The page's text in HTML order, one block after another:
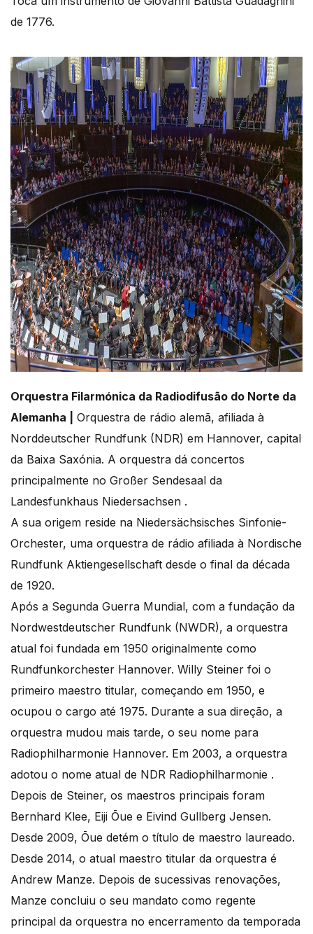
de 1776.
Orquestra Filarmónica da Radiodifusão do Norte da
Alemanha |
Orquestra de rádio alemã, afiliada à
Norddeutscher Rundfunk (NDR) em Hannover, capital
da Baixa Saxónia. A orquestra dá concertos
principalmente no Großer Sendesaal da
Landesfunkhaus Niedersachsen .
A sua origem reside na Niedersächsisches Sinfonie-
Orchester, uma orquestra de rádio afiliada à Nordische
Rundfunk Aktiengesellschaft desde o final da década
de 1920.
Após a Segunda Guerra Mundial, com a fundação da
Nordwestdeutscher Rundfunk (NWDR), a orquestra
atual foi fundada em 1950 originalmente como
Rundfunkorchester Hannover. Willy Steiner foi o
primeiro maestro titular, começando em 1950, e
ocupou o cargo até 1975. Durante a sua direção, a
orquestra mudou mais tarde, o seu nome para
Radiophilharmonie Hannover. Em 2003, a orquestra
adotou o nome atual de NDR Radiophilharmonie .
Depois de Steiner, os maestros principais foram
Bernhard Klee, Eiji Ōue e Eivind Gullberg Jensen.
Desde 2009, Ōue detém o título de maestro laureado.
Desde 2014, o atual maestro titular da orquestra é
Andrew Manze. Depois de sucessivas renovações,
Manze concluiu o seu mandato como regente
principal da orquestra no encerramento da temporada